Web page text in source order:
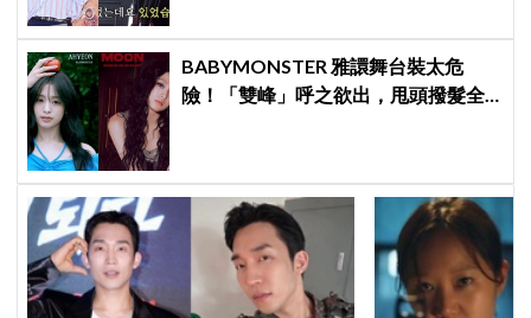
BABYMONSTER 雅譞舞台裝太危
險！「雙峰」呼之欲出，甩頭撥髮全